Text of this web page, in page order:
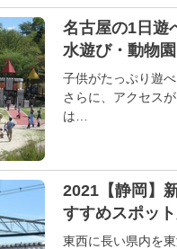
名古屋の1日遊
水遊び・動物
子供がたっぷり遊
さらに、アクセス
は…
2021【静岡】
すすめスポッ
東西に長い県内を